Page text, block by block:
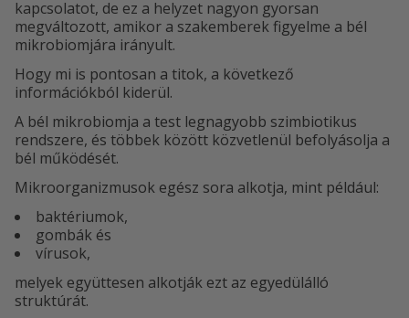
kapcsolatot, de ez a helyzet nagyon gyorsan
megváltozott, amikor a szakemberek figyelme a bél
mikrobiomjára irányult.
Hogy mi is pontosan a titok, a következő
információkból kiderül.
A bél mikrobiomja a test legnagyobb szimbiotikus
rendszere, és többek között közvetlenül befolyásolja a
bél működését.
Mikroorganizmusok egész sora alkotja, mint például:
baktériumok,
gombák és
vírusok,
melyek együttesen alkotják ezt az egyedülálló
struktúrát.